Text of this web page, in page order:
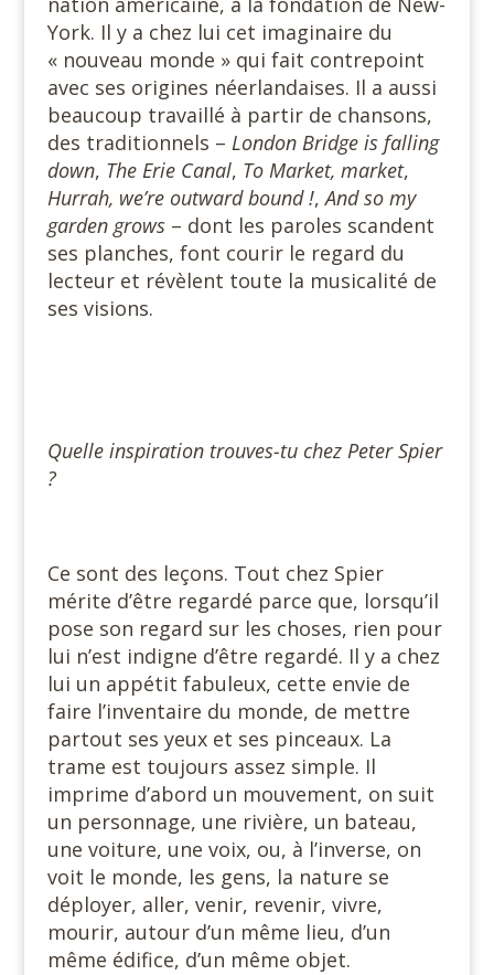
York. Il y a chez lui cet imaginaire du
« nouveau monde » qui fait contrepoint
avec ses origines néerlandaises. Il a aussi
beaucoup travaillé à partir de chansons,
des traditionnels – London Bridge is falling
down, The Erie Canal, To Market, market,
Hurrah, we’re outward bound !,And so my
garden grows– dont les paroles scandent
ses planches, font courir le regard du
lecteur et révèlent toute la musicalité de
ses visions.
Quelle inspiration trouves-tu chez Peter Spier
?
Ce sont des leçons. Tout chez Spier
mérite d’être regardé parce que, lorsqu’il
pose son regard sur les choses, rien pour
lui n’est indigne d’être regardé. Il y a chez
lui un appétit fabuleux, cette envie de
faire l’inventaire du monde, de mettre
partout ses yeux et ses pinceaux. La
trame est toujours assez simple. Il
imprime d’abord un mouvement, on suit
un personnage, une rivière, un bateau,
une voiture, une voix, ou, à l’inverse, on
voit le monde, les gens, la nature se
déployer, aller, venir, revenir, vivre,
mourir, autour d’un même lieu, d’un
même édifice, d’un même objet.